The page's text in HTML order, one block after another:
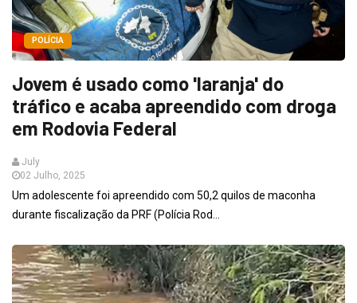
POLÍCIA
Jovem é usado como 'laranja' do
tráfico e acaba apreendido com droga
em Rodovia Federal
July
02 Julho, 2025
Um adolescente foi apreendido com 50,2 quilos de maconha
durante fiscalização da PRF (Polícia Rod...